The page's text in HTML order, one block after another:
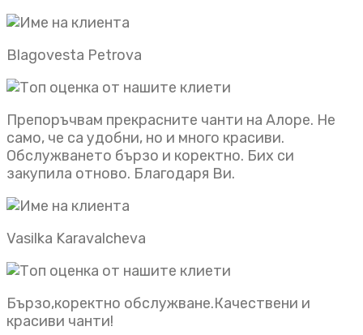
Blagovesta Petrova
Препоръчвам прекрасните чанти на Алоре. Не
само, че са удобни, но и много красиви.
Обслужването бързо и коректно. Бих си
закупила отново. Благодаря Ви.
Vasilka Karavalcheva
Бързо,коректно обслужване.Качествени и
красиви чанти!